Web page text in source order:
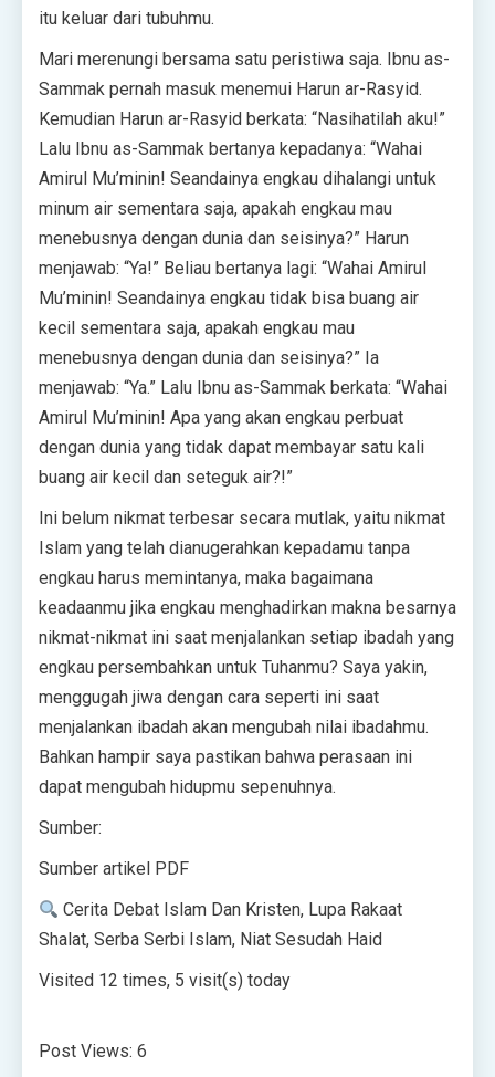
itu keluar dari tubuhmu.
Mari merenungi bersama satu peristiwa saja. Ibnu as-
Sammak pernah masuk menemui Harun ar-Rasyid.
Kemudian Harun ar-Rasyid berkata: “Nasihatilah aku!”
Lalu Ibnu as-Sammak bertanya kepadanya: “Wahai
Amirul Mu’minin! Seandainya engkau dihalangi untuk
minum air sementara saja, apakah engkau mau
menebusnya dengan dunia dan seisinya?” Harun
menjawab: “Ya!” Beliau bertanya lagi: “Wahai Amirul
Mu’minin! Seandainya engkau tidak bisa buang air
kecil sementara saja, apakah engkau mau
menebusnya dengan dunia dan seisinya?” Ia
menjawab: “Ya.” Lalu Ibnu as-Sammak berkata: “Wahai
Amirul Mu’minin! Apa yang akan engkau perbuat
dengan dunia yang tidak dapat membayar satu kali
buang air kecil dan seteguk air?!”
Ini belum nikmat terbesar secara mutlak, yaitu nikmat
Islam yang telah dianugerahkan kepadamu tanpa
engkau harus memintanya, maka bagaimana
keadaanmu jika engkau menghadirkan makna besarnya
nikmat-nikmat ini saat menjalankan setiap ibadah yang
engkau persembahkan untuk Tuhanmu? Saya yakin,
menggugah jiwa dengan cara seperti ini saat
menjalankan ibadah akan mengubah nilai ibadahmu.
Bahkan hampir saya pastikan bahwa perasaan ini
dapat mengubah hidupmu sepenuhnya.
Sumber:
Sumber artikel PDF
Cerita Debat Islam Dan Kristen, Lupa Rakaat
Shalat, Serba Serbi Islam, Niat Sesudah Haid
Visited 12 times, 5 visit(s) today
Post Views: 6